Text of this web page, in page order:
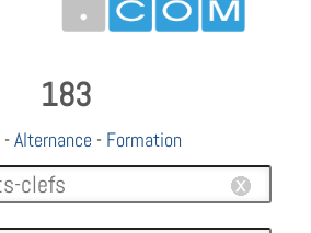
183
-Alternance - Formation